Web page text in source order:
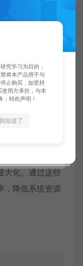
。
，可以使用一些
指令集、
的SIMD指令
、信号处理等
集，可以减少程
序性能。
大化。通过这些
，降低系统资源
究学习为目的，
将本产品用于与
止购买，如坚持
使用方承担，与本
；特此声明！
知道了